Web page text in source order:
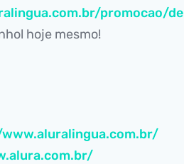
promocao/de
hoje mesmo!